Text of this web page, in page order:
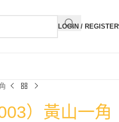
LOGIN / REGISTER
）黃山一角